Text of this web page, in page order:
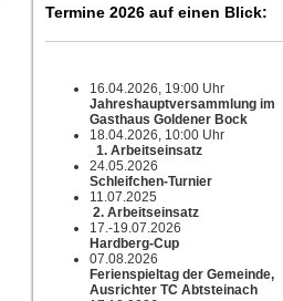
Termine 2026 auf einen Blick:
16.04.2026, 19:00 Uhr
Jahreshauptversammlung im
Gasthaus Goldener Bock
18.04.2026, 10:00 Uhr
1. Arbeitseinsatz
24.05.2026
Schleifchen-Turnier
11.07.2025
2. Arbeitseinsatz
17.-19.07.2026
Hardberg-Cup
07.08.2026
Ferienspieltag der Gemeinde,
Ausrichter TC Abtsteinach